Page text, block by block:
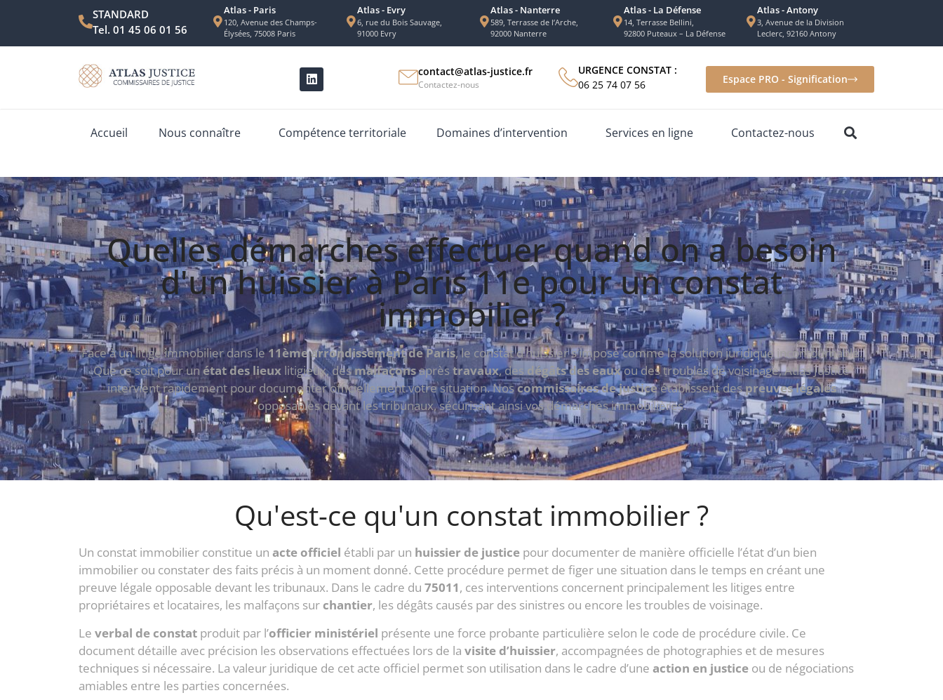
STANDARD
Tel. 01 45 06 01 56
Atlas - Paris
120, Avenue des Champs-
Élysées, 75008 Paris
Atlas - Evry
6, rue du Bois Sauvage,
91000 Evry
Atlas - Nanterre
589, Terrasse de l’Arche,
92000 Nanterre
Atlas - La Défense
14, Terrasse Bellini,
92800 Puteaux – La Défense
Atlas - Antony
3, Avenue de la Division
Leclerc, 92160 Antony
contact@atlas-justice.fr
Contactez-nous
URGENCE CONSTAT :
06 25 74 07 56
Espace PRO - Signification
Accueil Nous connaître Compétence territoriale Domaines d’intervention Services en ligne Contactez-nous
Quelles démarches effectuer quand on a besoin
d'un huissier à Paris 11e pour un constat
immobilier ?
Face à un litige immobilier dans le11ème arrondissement de Paris, le constat d’huissier s’impose comme la solution juridique incontournable.
Que ce soit pour unétat des lieux litigieux, desmalfaçonsaprèstravaux, des dégâts des eauxou des troubles de voisinage, Atlas Justice
intervient rapidement pour documenter officiellement votre situation. Noscommissaires de justiceétablissent despreuves légales
opposables devant les tribunaux, sécurisant ainsi vos démarches immobilières.
Qu'est-ce qu'un constat immobilier ?
Un constat immobilier constitue un acte officiel établi par un huissier de justice pour documenter de manière officielle l’état d’un bien
immobilier ou constater des faits précis à un moment donné. Cette procédure permet de figer une situation dans le temps en créant une
preuve légale opposable devant les tribunaux. Dans le cadre du 75011, ces interventions concernent principalement les litiges entre
propriétaires et locataires, les malfaçons sur chantier, les dégâts causés par des sinistres ou encore les troubles de voisinage.
Le verbal de constat produit par l’officier ministériel présente une force probante particulière selon le code de procédure civile. Ce
document détaille avec précision les observations effectuées lors de la visite d’huissier, accompagnées de photographies et de mesures
techniques si nécessaire. La valeur juridique de cet acte officiel permet son utilisation dans le cadre d’une action en justice ou de négociations
amiables entre les parties concernées.